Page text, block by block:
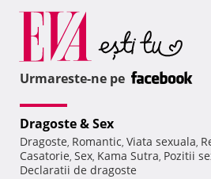
Urmareste-ne pe
Dragoste & Sex
Dragoste, Romantic, Viata sexuala,
Casatorie, Sex, Kama Sutra, Pozitii
Declaratii de dragoste